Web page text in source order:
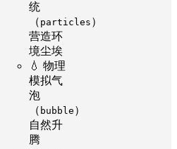
统
（ particles ）
营造环
境尘埃
💧 物理
模拟气
泡
（ bubble ）
自然升
腾